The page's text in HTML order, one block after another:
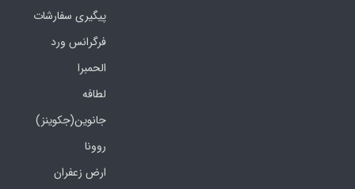
پیگیری سفارشات
فرگرانس ورد
الحمبرا
لطافه
جانوین(جکوینز)
روونا
ارض زعفران